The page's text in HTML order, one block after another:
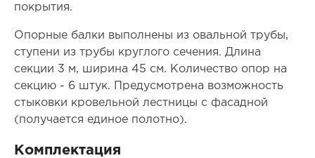
покрытия.
Опорные балки выполнены из овальной трубы,
ступени из трубы круглого сечения. Длина
секции 3 м, ширина 45 см. Количество опор на
секцию - 6 штук. Предусмотрена возможность
стыковки кровельной лестницы с фасадной
(получается единое полотно).
Комплектация